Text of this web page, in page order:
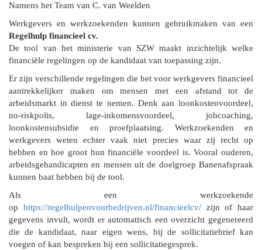
Namens het Team van C. van Weelden
Werkgevers en werkzoekenden kunnen gebruikmaken van een
Regelhulp financieel cv.
De tool van het ministerie van SZW maakt inzichtelijk welke
financiële regelingen op de kandidaat van toepassing zijn.
Er zijn verschillende regelingen die het voor werkgevers financieel
aantrekkelijker maken om mensen met een afstand tot de
arbeidsmarkt in dienst te nemen. Denk aan loonkostenvoordeel,
no-riskpolis, lage-inkomensvoordeel, jobcoaching,
loonkostensubsidie en proefplaatsing. Werkzoekenden en
werkgevers weten echter vaak niet precies waar zij recht op
hebben en hoe groot hun financiële voordeel is. Vooral ouderen,
arbeidsgehandicapten en mensen uit de doelgroep Banenafspraak
kunnen baat hebben bij de tool.
Als een werkzoekende
op https://regelhulpenvoorbedrijven.nl/financieelcv/zijn of haar
gegevens invult, wordt er automatisch een overzicht gegenereerd
die de kandidaat, naar eigen wens, bij de sollicitatiebrief kan
voegen of kan bespreken bij een sollicitatiegesprek.